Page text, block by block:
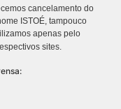
cancelamento do
ISTOÉ, tampouco
apenas pelo
sites.